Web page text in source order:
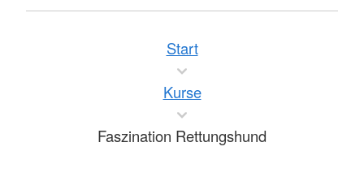
Start
Kurse
Faszination Rettungshund